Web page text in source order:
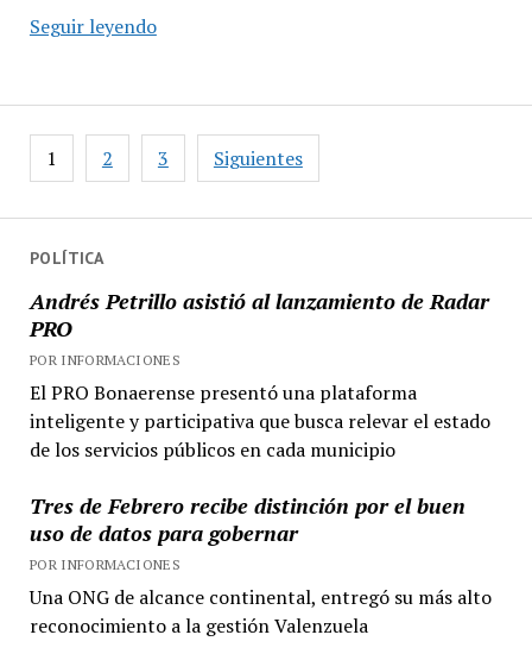
POLÍTICA
Andrés Petrillo asistió al lanzamiento de Radar
PRO
POR INFORMACIONES
El PRO Bonaerense presentó una plataforma
inteligente y participativa que busca relevar el estado
de los servicios públicos en cada municipio
Tres de Febrero recibe distinción por el buen
uso de datos para gobernar
POR INFORMACIONES
Una ONG de alcance continental, entregó su más alto
reconocimiento a la gestión Valenzuela
Seguir leyendoChacarita
el
triunfo
ante
Paginación
de
1 2 3 Siguientes